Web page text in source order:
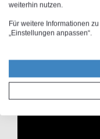
Du suchst nach
ist
iPad 5. Gen
weiterhin nutzen.
Für weitere Informationen
„Einstellungen anpassen“.